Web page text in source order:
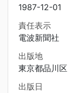
1987-12-01
責任表示
電波新聞社
出版地
東京都品川区
出版日